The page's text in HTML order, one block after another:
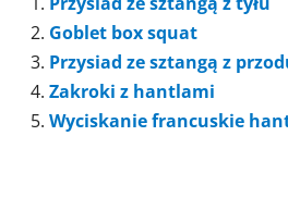
Goblet box squat
Przysiad ze sztangą z
Zakroki z hantlami
Wyciskanie francuskie